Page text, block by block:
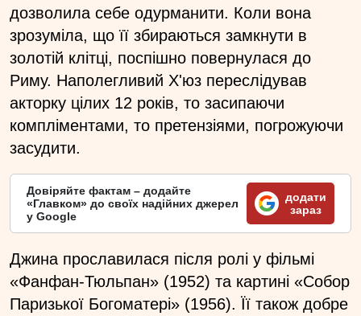
дозволила себе одурманити. Коли вона
зрозуміла, що її збираються замкнути в
золотій клітці, поспішно повернулася до
Риму. Наполегливий Х'юз переслідував
акторку цілих 12 років, то засипаючи
компліментами, то претензіями, погрожуючи
засудити.
Довіряйте фактам – додайте
«Главком» до своїх надійних джерел
у Google
додати
зараз
Джина прославилася після ролі у фільмі
«Фанфан-Тюльпан» (1952) та картині «Собор
Паризької Богоматері» (1956). Її також добре